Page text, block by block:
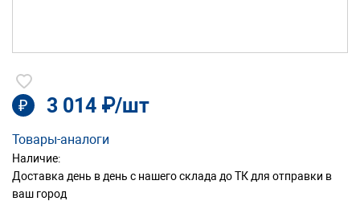
₽ 3 014 ₽/шт
Товары-аналоги
Наличие:
Доставка день в день с нашего склада до ТК для отправки в
ваш город